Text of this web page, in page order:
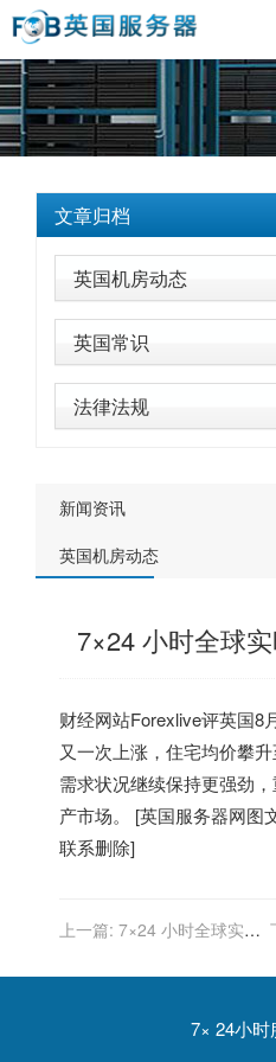
文章归档
英国机房动态
英国常识
法律法规
新闻资讯
英国机房动态
7×24 小时全球
财经网站Forexlive评英国8
又一次上涨，住宅均价攀升
需求状况继续保持更强劲
产市场。 [英国服务器网图
联系删除]
上一篇: 7×24 小时全球实时
7× 24小时